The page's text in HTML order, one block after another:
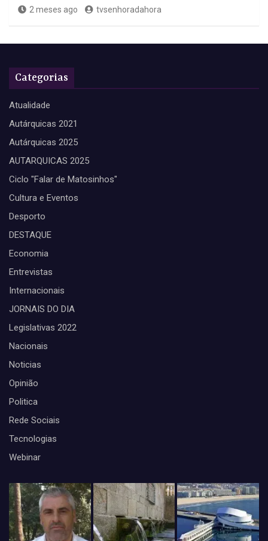
2 meses ago tvsenhoradahora
Categorias
Atualidade
Autárquicas 2021
Autárquicas 2025
AUTARQUICAS 2025
Ciclo "Falar de Matosinhos"
Cultura e Eventos
Desporto
DESTAQUE
Economia
Entrevistas
Internacionais
JORNAIS DO DIA
Legislativas 2022
Nacionais
Noticias
Opinião
Politica
Rede Sociais
Tecnologias
Webinar